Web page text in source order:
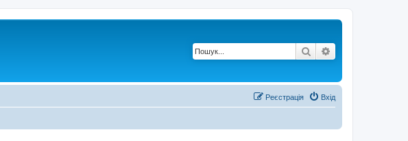
Пошук
Вхід
Реєстрація